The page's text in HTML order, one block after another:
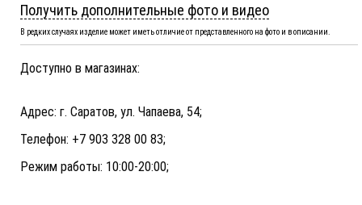
Получить дополнительные фото и видео
В редких случаях изделие может иметь отличие от представленного на фото и в описании.
Доступно в магазинах:
Адрес: г. Саратов, ул. Чапаева, 54;
Телефон: +7 903 328 00 83;
Режим работы: 10:00-20:00;